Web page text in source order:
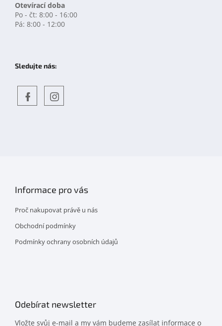
Otevírací doba
Po - čt: 8:00 - 16:00
Pá: 8:00 - 12:00
Sledujte nás:
Informace pro vás
Proč nakupovat právě u nás
Obchodní podmínky
Podmínky ochrany osobních údajů
Odebírat newsletter
Vložte svůj e-mail a my vám budeme zasílat informace o